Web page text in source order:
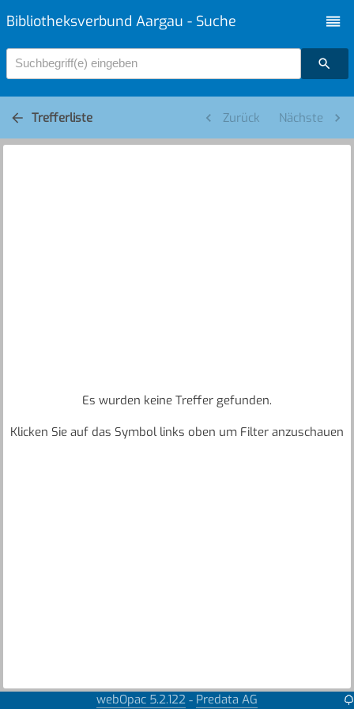
Bibliotheksverbund Aargau - Suche
Suchbegriff(e) eingeben
Trefferliste Zurück Nächste
Es wurden keine Treffer gefunden.
Klicken Sie auf das Symbol links oben um Filter anzuschauen
webOpac 5.2.122 - Predata AG